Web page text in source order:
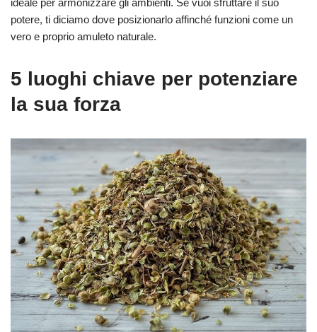
ideale per armonizzare gli ambienti. Se vuoi sfruttare il suo
potere, ti diciamo dove posizionarlo affinché funzioni come un
vero e proprio amuleto naturale.
5 luoghi chiave per potenziare
la sua forza